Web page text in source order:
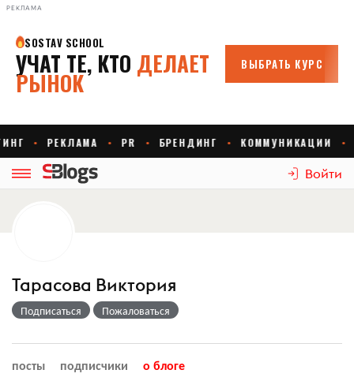
РЕКЛАМА
Войти
Тарасова Виктория
Подписаться Пожаловаться
посты подписчики о блоге